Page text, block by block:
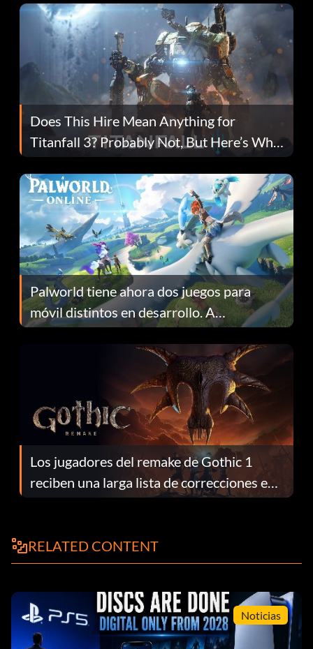
Does This Hire Mean Anything for
Titanfall 3? Probably Not, But Here’s Why
Fans Are Hopeful
Palworld tiene ahora dos juegos para
móvil distintos en desarrollo. A
continuación te explicamos por qué.
Los jugadores del remake de Gothic 1
reciben una larga lista de correcciones en
el parche 1.0.4
RELATED CONTENT
Noticias